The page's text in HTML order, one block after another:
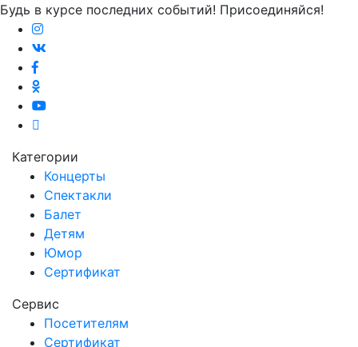
Будь в курсе последних событий! Присоединяйся!
Категории
Концерты
Спектакли
Балет
Детям
Юмор
Сертификат
Сервис
Посетителям
Сертификат